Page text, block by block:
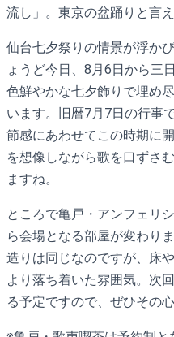
流し」。東京の盆踊りと言
仙台七夕祭りの情景が浮か
ょうど今日、8月6日から三
色鮮やかな七夕飾りで埋め
います。旧暦7月7日の行事
節感にあわせてこの時期に
を想像しながら歌を口ずさ
ますね。
ところで亀戸・アンフェリ
ら会場となる部屋が変わり
造りは同じなのですが、床
より落ち着いた雰囲気。次
る予定ですので、ぜひその